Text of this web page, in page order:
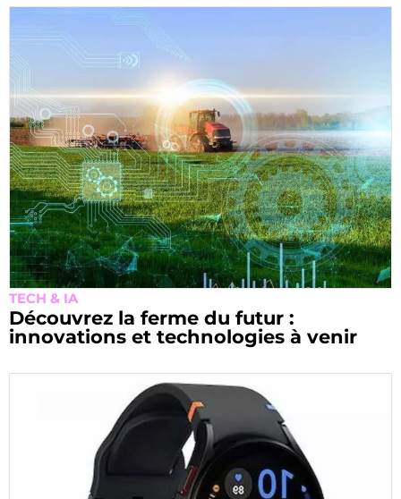
TECH & IA
Découvrez la ferme du futur :
innovations et technologies à venir